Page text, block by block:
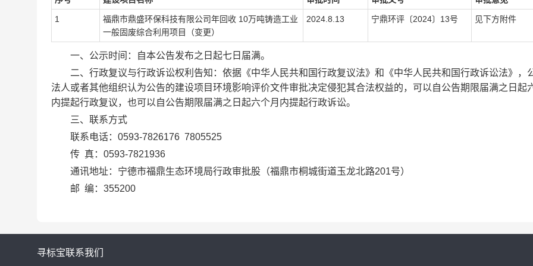
1
福鼎市鼎盛环保科技有限公司年回收 10万吨铸造工业
一般固废综合利用项目（变更）
2024.8.13 宁鼎环评〔2024〕13号 见下方附件
一、公示时间：自本公告发布之日起七日届满。
二、行政复议与行政诉讼权利告知：依据《中华人民共和国行政复议法》和《中华人民共和国行政诉讼法》，
法人或者其他组织认为公告的建设项目环境影响评价文件审批决定侵犯其合法权益的，可以自公告期限届满之日起
内提起行政复议，也可以自公告期限届满之日起六个月内提起行政诉讼。
三、联系方式
联系电话：0593-7826176 7805525
传 真：0593-7821936
通讯地址：宁德市福鼎生态环境局行政审批股（福鼎市桐城街道玉龙北路201号）
邮 编：355200
寻标宝联系我们